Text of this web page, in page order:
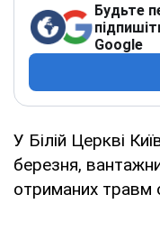
Будьте
Google
У Білій Церкві
березня,
отриманих травм